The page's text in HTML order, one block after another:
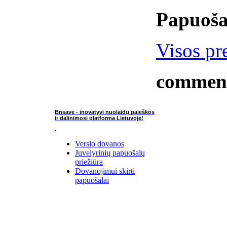
Visos
Bnsave - inovatyvi nuolaidų paieškos
ir dalinimosi platforma Lietuvoje!
Verslo dovanos
Juvelyrinių papuošalų
priežiūra
Dovanojimui skirti
papuošalai